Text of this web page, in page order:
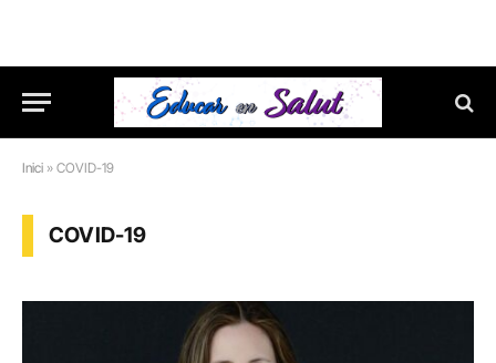
Inici » COVID-19
COVID-19